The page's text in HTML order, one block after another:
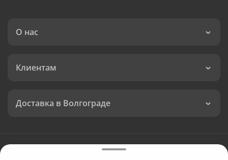
О нас
Клиентам
Доставка в Волгограде
Валюта: